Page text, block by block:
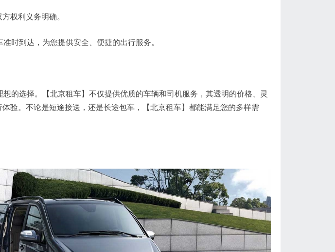
权利义务明确。
到达，为您提供安全、便捷的出行服务。
选择。【北京租车】不仅提供优质的车辆和司机服务，其透明的价格、灵
验。不论是短途接送，还是长途包车，【北京租车】都能满足您的多样需